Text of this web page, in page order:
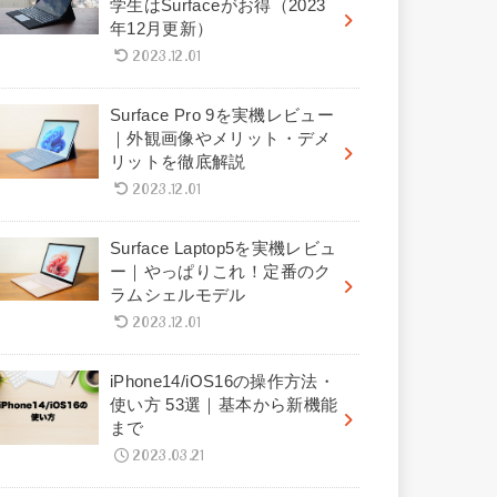
学生はSurfaceがお得（2023
年12月更新）
2023.12.01
Surface Pro 9を実機レビュー
｜外観画像やメリット・デメ
リットを徹底解説
2023.12.01
Surface Laptop5を実機レビュ
ー｜やっぱりこれ！定番のク
ラムシェルモデル
2023.12.01
iPhone14/iOS16の操作方法・
使い方 53選｜基本から新機能
まで
2023.03.21